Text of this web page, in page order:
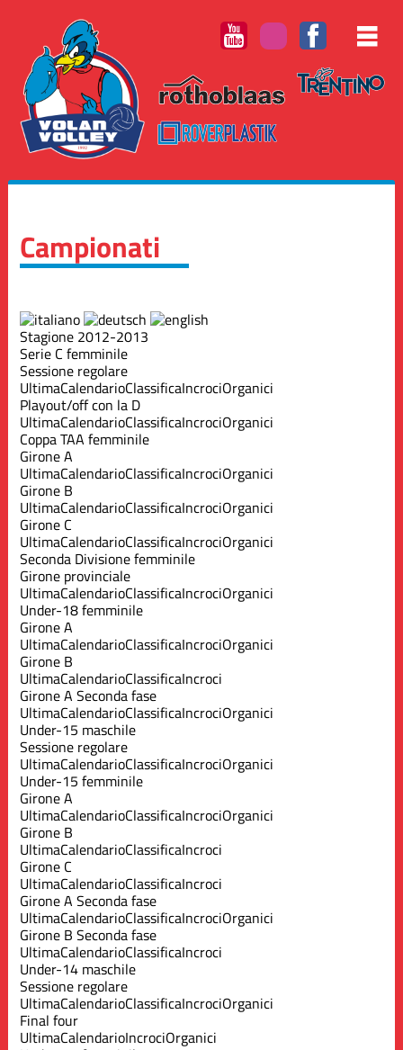
Campionati
Stagione 2012-2013
Serie C femminile
Sessione regolare
UltimaCalendarioClassificaIncrociOrganici
Playout/off con la D
UltimaCalendarioClassificaIncrociOrganici
Coppa TAA femminile
Girone A
UltimaCalendarioClassificaIncrociOrganici
Girone B
UltimaCalendarioClassificaIncrociOrganici
Girone C
UltimaCalendarioClassificaIncrociOrganici
Seconda Divisione femminile
Girone provinciale
UltimaCalendarioClassificaIncrociOrganici
Under-18 femminile
Girone A
UltimaCalendarioClassificaIncrociOrganici
Girone B
UltimaCalendarioClassificaIncroci
Girone A Seconda fase
UltimaCalendarioClassificaIncrociOrganici
Under-15 maschile
Sessione regolare
UltimaCalendarioClassificaIncrociOrganici
Under-15 femminile
Girone A
UltimaCalendarioClassificaIncrociOrganici
Girone B
UltimaCalendarioClassificaIncroci
Girone C
UltimaCalendarioClassificaIncroci
Girone A Seconda fase
UltimaCalendarioClassificaIncrociOrganici
Girone B Seconda fase
UltimaCalendarioClassificaIncroci
Under-14 maschile
Sessione regolare
UltimaCalendarioClassificaIncrociOrganici
Final four
UltimaCalendarioIncrociOrganici